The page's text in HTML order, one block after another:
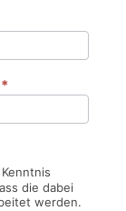
*
die dabei
werden.